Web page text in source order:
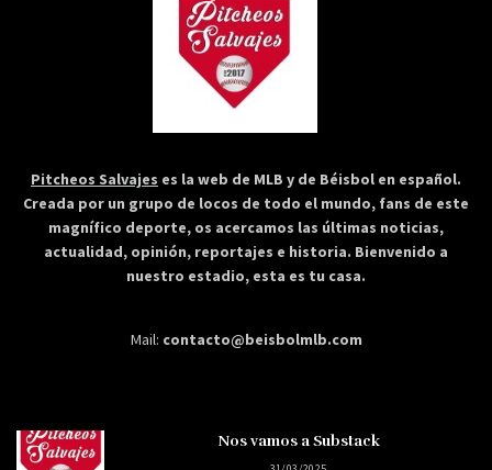
Pitcheos Salvajes es la web de MLB y de Béisbol en español.
Creada por un grupo de locos de todo el mundo, fans de este
magnífico deporte, os acercamos las últimas noticias,
actualidad, opinión, reportajes e historia. Bienvenido a
nuestro estadio, esta es tu casa.
Mail: contacto@beisbolmlb.com
Nos vamos a Substack